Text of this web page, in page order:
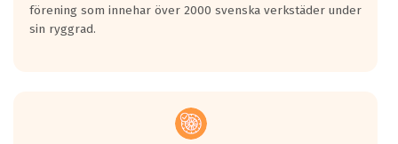
förening som innehar över 2000 svenska verkstäder under
sin ryggrad.